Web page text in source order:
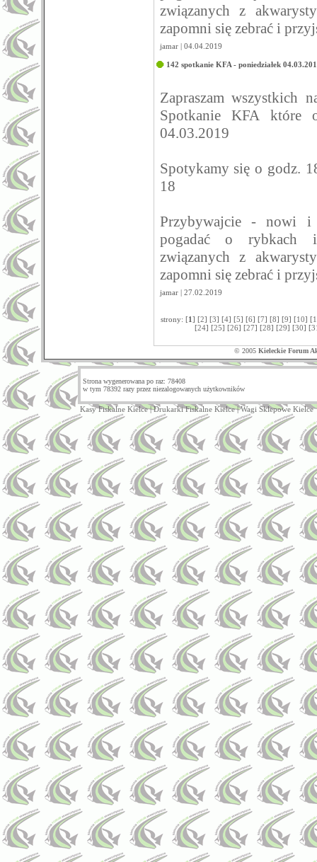
związanych z
zapomni się zebrać i
jamar | 04.04.2019
142 spotkanie KFA - poniedziałek
Zapraszam
Spotkanie KFA które
04.03.2019
Spotykamy się o godz.
18
Przybywajcie - nowi i
pogadać o rybkach
związanych z
zapomni się zebrać i
jamar | 27.02.2019
strony: [1] [2] [3] [4] [5] [6] [7] [8] [9] [10] [
[24] [25] [26] [27] [28] [29] [30] [
© 2005 Kieleckie Forum
Strona wygenerowana po raz: 78408
w tym 78392 razy przez niezalogowanych użytkowników
Kasy Fiskalne Kielce|Drukarki Fiskalne Kielce|Wagi Sklepowe Kielce